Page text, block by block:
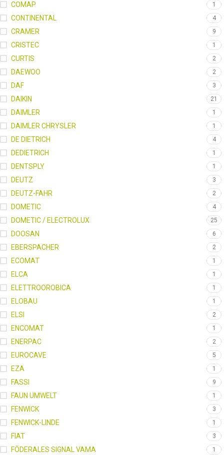
COMAP 1
CONTINENTAL 4
CRAMER 9
CRISTEC 1
CURTIS 2
DAEWOO 2
DAF 3
DAIKIN 21
DAIMLER 1
DAIMLER CHRYSLER 1
DE DIETRICH 4
DEDIETRICH 1
DENTSPLY 1
DEUTZ 3
DEUTZ-FAHR 2
DOMETIC 4
DOMETIC / ELECTROLUX 25
DOOSAN 6
EBERSPACHER 2
ECOMAT 1
ELCA 1
ELETTROOROBICA 1
ELOBAU 1
ELSI 2
ENCOMAT 1
ENERPAC 2
EUROCAVE 5
EZA 1
FASSI 9
FAUN UMWELT 1
FENWICK 3
FENWICK-LINDE 1
FIAT 3
FÖDERALES SIGNAL VAMA 1